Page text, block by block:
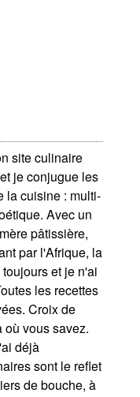
site culinaire
je conjugue les
la cuisine : multi-
Avec un
pâtissière,
par l'Afrique, la
et je n'ai
les recettes
Croix de
où vous savez.
déjà
sont le reflet
de bouche, à